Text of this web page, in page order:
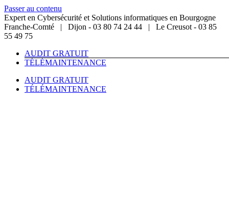
Passer au contenu
Expert en Cybersécurité et Solutions informatiques en Bourgogne
Franche-Comté | Dijon - 03 80 74 24 44 | Le Creusot - 03 85
55 49 75
AUDIT GRATUIT
TÉLÉMAINTENANCE
AUDIT GRATUIT
TÉLÉMAINTENANCE